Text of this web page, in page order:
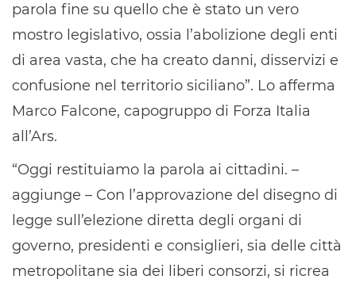
parola fine su quello che è stato un vero
mostro legislativo, ossia l’abolizione degli enti
di area vasta, che ha creato danni, disservizi e
confusione nel territorio siciliano”. Lo afferma
Marco Falcone, capogruppo di Forza Italia
all’Ars.
“Oggi restituiamo la parola ai cittadini. –
aggiunge – Con l’approvazione del disegno di
legge sull’elezione diretta degli organi di
governo, presidenti e consiglieri, sia delle città
metropolitane sia dei liberi consorzi, si ricrea